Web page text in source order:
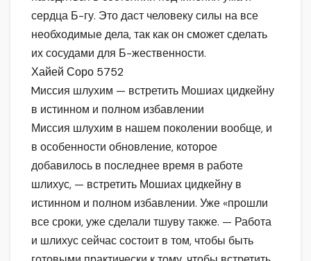
сердца Б-гу. Это даст человеку силы на все
необходимые дела, так как он сможет сделать
их сосудами для Б-жественности.
Хайей Соро 5752
Mиссия шлухим — встретить Мошиах цидкейну
в истинном и полном избавлении
Миссия шлухим в нашем поколении вообще, и
в особенности обновление, которое
добавилось в последнее время в работе
шлихус, — встретить Мошиах цидкейну в
истинном и полном избавлении. Уже «прошли
все сроки, уже сделали тшуву также. — Работа
и шлихус сейчас состоит в том, чтобы быть